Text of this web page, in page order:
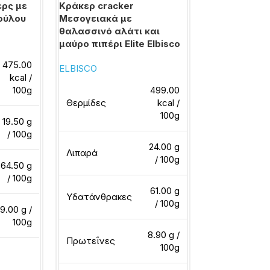
με
475.00
kcal /
100g
19.50 g
/ 100g
64.50 g
/ 100g
9.00 g /
100g
Κράκερ cracker
Μεσογειακά με
θαλασσινό αλάτι και
μαύρο πιπέρι Elite Elbisco
ELBISCO
Θερμίδες
499.00
kcal /
100g
Λιπαρά
24.00 g
/ 100g
Υδατάνθρακες
61.00 g
/ 100g
Πρωτεΐνες
8.90 g /
100g